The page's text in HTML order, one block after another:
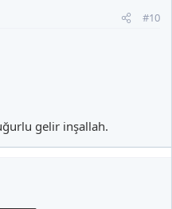
#10
gelir inşallah.